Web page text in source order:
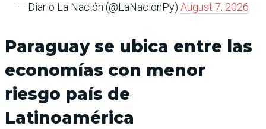
— Diario La Nación (@LaNacionPy) August 7, 2026
Paraguay se ubica entre las
economías con menor
riesgo país de
Latinoamérica